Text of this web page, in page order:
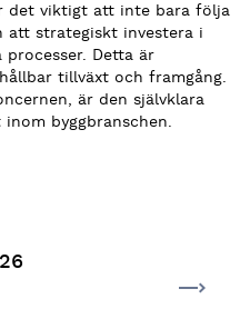
det viktigt att inte bara följa
att strategiskt investera i
Detta är
tillväxt och framgång.
är den självklara
byggbranschen.